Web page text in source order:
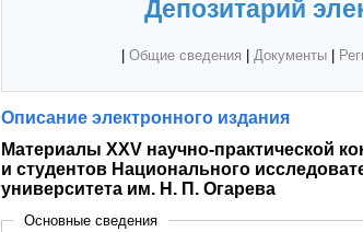
Депозитарий
Общие сведения Документы|
Описание электронного издания
Материалы XXV научно-практической
и студентов Национального
университета им. Н. П. Огарева
Основные сведения